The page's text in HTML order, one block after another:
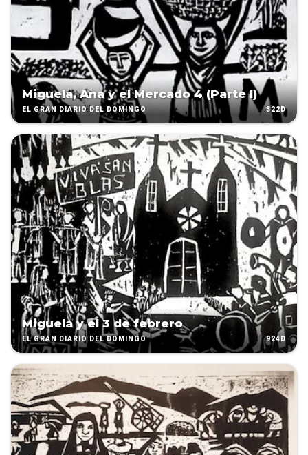
Miguela, Ana y el Mercado 4 (Parte I)
EL GRAN DIARIO DEL DOMINGO 322D
Miguela y el 3 de febrero
EL GRAN DIARIO DEL DOMINGO 924D